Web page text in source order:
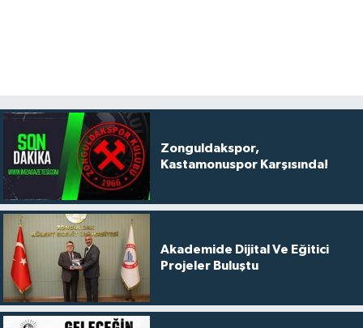
Zonguldakspor,
Kastamonuspor Karşısında!
Akademide Dijital Ve Eğitici
Projeler Buluştu